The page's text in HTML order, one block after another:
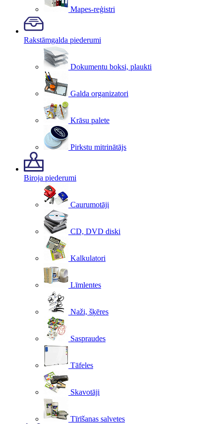
Mapes-reģistri
Rakstāmgalda piederumi
Dokumentu boksi, plaukti
Galda organizatori
Krāsu palete
Pirkstu mitrinātājs
Biroja piederumi
Caurumotāji
CD, DVD diski
Kalkulatori
Līmlentes
Naži, šķēres
Saspraudes
Tāfeles
Skavotāji
Tīrīšanas salvetes